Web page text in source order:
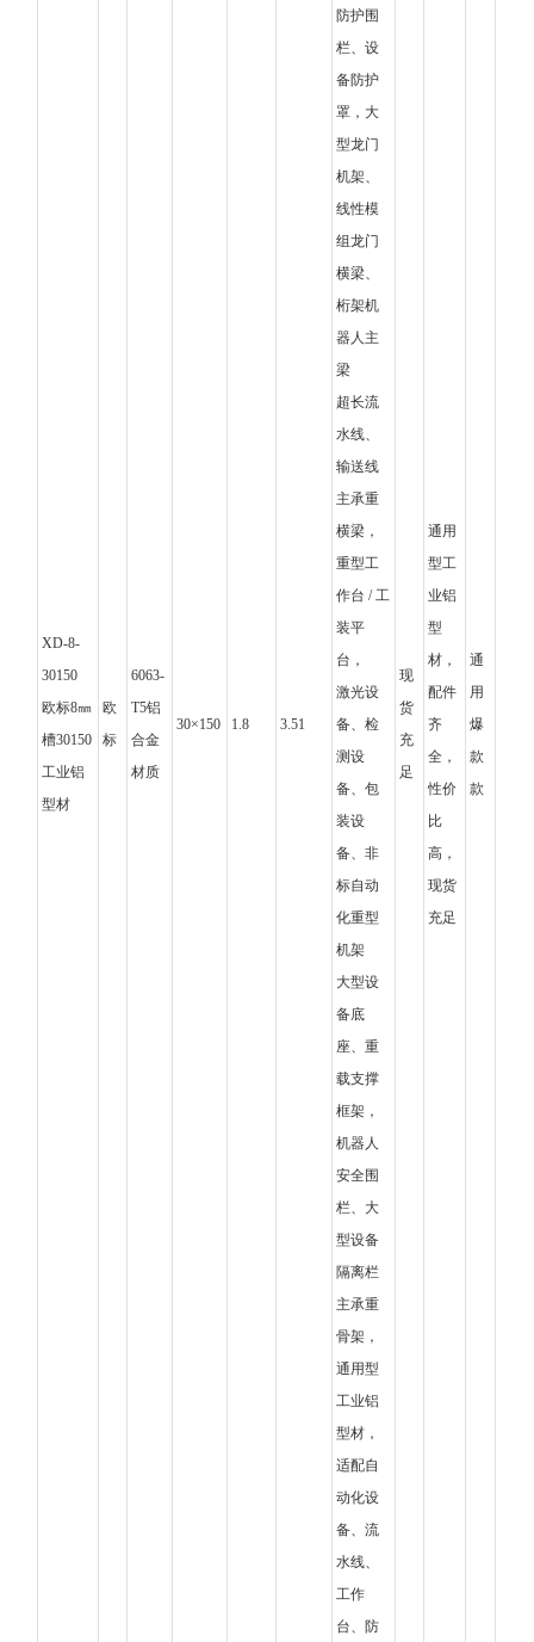
XD-8-
30150
欧标8㎜
槽30150
工业铝
型材
欧
标
6063-
T5铝
合金
材质
30×150 1.8 3.51
防护围
栏、设
备防护
罩，大
型龙门
机架、
线性模
组龙门
横梁、
桁架机
器人主
梁
超长流
水线、
输送线
主承重
横梁，
重型工
作台 / 工
装平
台，
激光设
备、检
测设
备、包
装设
备、非
标自动
化重型
机架
大型设
备底
座、重
载支撑
框架，
机器人
安全围
栏、大
型设备
隔离栏
主承重
骨架，
通用型
工业铝
型材，
适配自
动化设
备、流
水线、
工作
台、防
现
货
充
足
通用
型工
业铝
型
材，
配件
齐
全，
性价
比
高，
现货
充足
通
用
爆
款
款